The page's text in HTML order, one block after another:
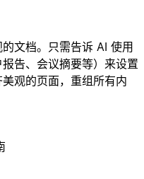
文档。只需告诉 AI 使用
告、会议摘要等）来设置
观的页面，重组所有内